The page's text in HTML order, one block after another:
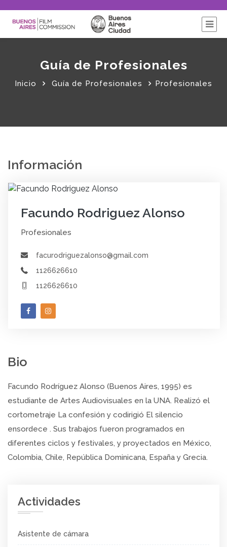
Guía de Profesionales
Inicio Guía de Profesionales Profesionales
Información
Facundo Rodriguez Alonso
Profesionales
facurodriguezalonso@gmail.com
1126626610
1126626610
Bio
Facundo Rodríguez Alonso (Buenos Aires, 1995) es
estudiante de Artes Audiovisuales en la UNA. Realizó el
cortometraje La confesión y codirigió El silencio
ensordece . Sus trabajos fueron programados en
diferentes ciclos y festivales, y proyectados en México,
Colombia, Chile, República Dominicana, España y Grecia.
Actividades
Asistente de cámara